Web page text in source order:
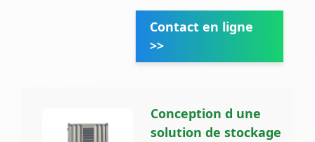
Contact en ligne
>>
Conception d une
solution de stockage